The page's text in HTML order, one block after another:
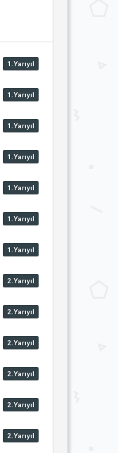
1.Yarıyıl
1.Yarıyıl
1.Yarıyıl
1.Yarıyıl
1.Yarıyıl
1.Yarıyıl
1.Yarıyıl
2.Yarıyıl
2.Yarıyıl
2.Yarıyıl
2.Yarıyıl
2.Yarıyıl
2.Yarıyıl